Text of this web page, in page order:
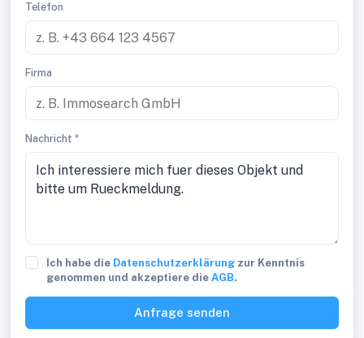
Telefon
Firma
Nachricht *
Ich habe die Datenschutzerklärung zur Kenntnis
genommen und akzeptiere die AGB.
Anfrage senden